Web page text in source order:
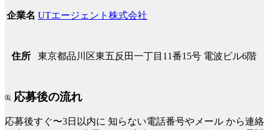
企業名 UTエージェント株式会社
住所 東京都品川区東五反田一丁目11番15号 電波ビル6階
応募後の流れ
応募後すぐ〜3日以内に 知らない電話番号やメール から連絡